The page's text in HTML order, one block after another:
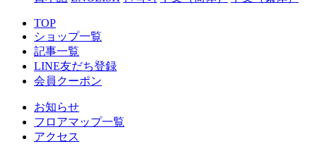
TOP
ショップ一覧
記事一覧
LINE友だち登録
会員クーポン
お知らせ
フロアマップ一覧
アクセス